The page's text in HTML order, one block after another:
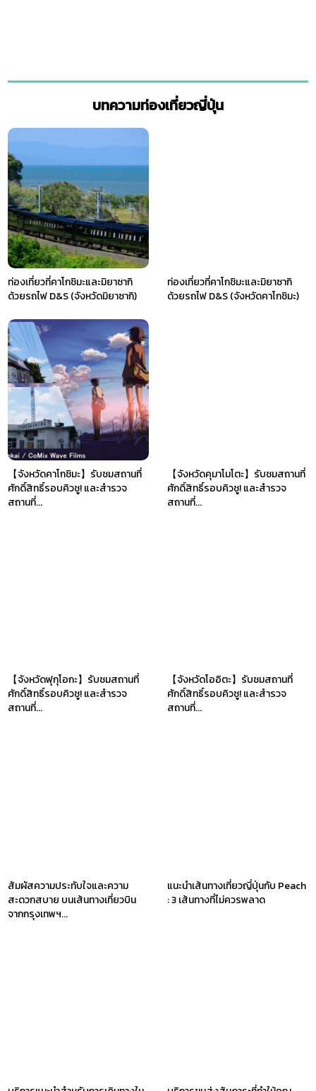
บทความท่องเที่ยวญี่ปุ่น
ท่องเที่ยวที่คาโกชิมะและมิยาซากิ
ด้วยรถไฟ D&S (จังหวัดมิยาซากิ)
ท่องเที่ยวที่คาโกชิมะและมิยาซากิ
ด้วยรถไฟ D&S (จังหวัดคาโกชิมะ)
【จังหวัดคาโกชิมะ】รับชมสถานที่
ศักดิ์สิทธิ์รอบคิวชู! และสำรวจ
สถานที่...
【จังหวัดคุมาโมโตะ】รับชมสถานที่
ศักดิ์สิทธิ์รอบคิวชู! และสำรวจ
สถานที่...
【จังหวัดฟุกุโอกะ】รับชมสถานที่
ศักดิ์สิทธิ์รอบคิวชู! และสำรวจ
สถานที่...
【จังหวัดโออิตะ】รับชมสถานที่
ศักดิ์สิทธิ์รอบคิวชู! และสำรวจ
สถานที่...
สัมผัสความประทับใจและความ
สะดวกสบาย บนเส้นทางเที่ยวบิน
จากกรุงเทพฯ...
แนะนำเส้นทางเที่ยวญี่ปุ่นกับ Peach
: 3 เส้นทางที่ไม่ควรพลาด